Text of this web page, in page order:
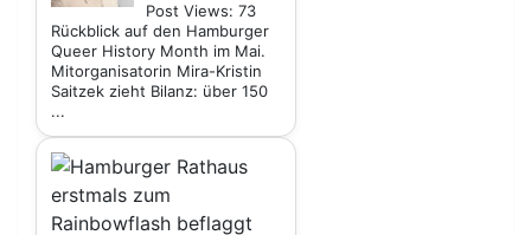
Post Views: 73
Rückblick auf den Hamburger
Queer History Month im Mai.
Mitorganisatorin Mira-Kristin
Saitzek zieht Bilanz: über 150
...